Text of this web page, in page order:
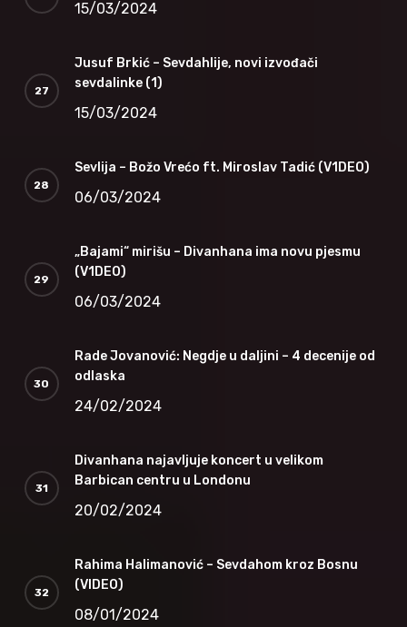
15/03/2024
Jusuf Brkić – Sevdahlije, novi izvođači
sevdalinke (1)
15/03/2024
Sevlija – Božo Vrećo ft. Miroslav Tadić (V1DEO)
06/03/2024
„Bajami“ mirišu – Divanhana ima novu pjesmu
(V1DEO)
06/03/2024
Rade Jovanović: Negdje u daljini – 4 decenije od
odlaska
24/02/2024
Divanhana najavljuje koncert u velikom
Barbican centru u Londonu
20/02/2024
Rahima Halimanović – Sevdahom kroz Bosnu
(VIDEO)
08/01/2024